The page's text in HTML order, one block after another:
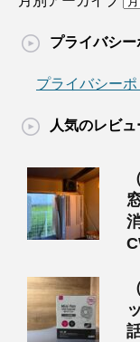
プライバシ
プライバシー
人気のレビュ